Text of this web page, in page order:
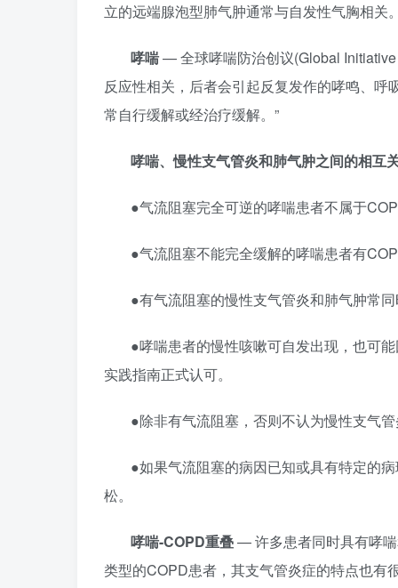
立的远端腺泡型肺气肿通常与自发性气胸相关
哮喘— 全球哮喘防治创议(Global
反应性相关，后者会引起反复发作的哮鸣、
常自行缓解或经治疗缓解。”
哮喘、慢性支气管炎和肺气肿之间的相互
●气流阻塞完全可逆的哮喘患者不属于
●气流阻塞不能完全缓解的哮喘患者有
●有气流阻塞的慢性支气管炎和肺气肿常
●哮喘患者的慢性咳嗽可自发出现，也可
实践指南正式认可。
●除非有气流阻塞，否则不认为慢性支气
●如果气流阻塞的病因已知或具有特定的
松。
哮喘-COPD重叠— 许多患者同时具有哮
类型的COPD患者，其支气管炎症的特点也有